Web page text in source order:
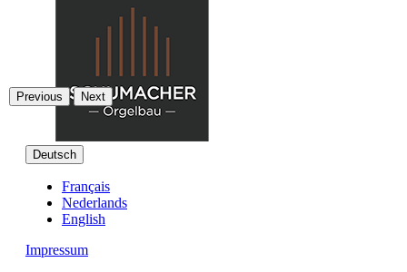
Deutsch
Français
Nederlands
English
Impressum
Previous Next